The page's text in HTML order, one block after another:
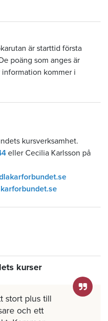
är starttid första
poäng som anges är
kommer i
kursverksamhet.
eller Cecilia Karlsson på
kurser
stort plus till
och ett